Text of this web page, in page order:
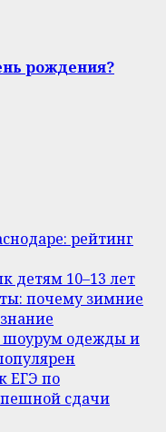
рождения?
рейтинг
детям 10–13 лет
почему зимние
шоурум одежды и
ЕГЭ по
сдачи